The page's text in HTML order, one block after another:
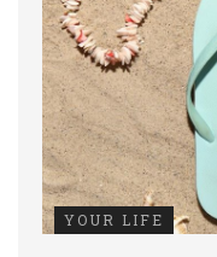
YOUR LIFE